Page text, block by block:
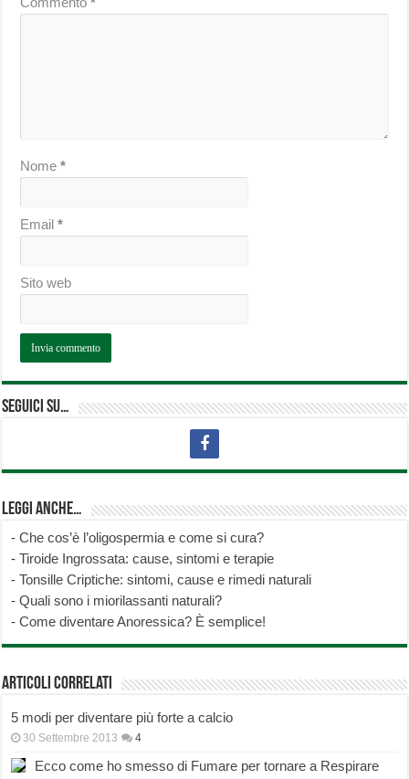
Nome*
Email*
Sito web
Seguici su…
Leggi anche…
-Che cos’è l’oligospermia e come si cura?
-Tiroide Ingrossata: cause, sintomi e terapie
-Tonsille Criptiche: sintomi, cause e rimedi naturali
-Quali sono i miorilassanti naturali?
-Come diventare Anoressica? È semplice!
Articoli correlati
5 modi per diventare più forte a calcio
30 Settembre 2013 4
Ecco come ho smesso di Fumare per tornare a Respirare